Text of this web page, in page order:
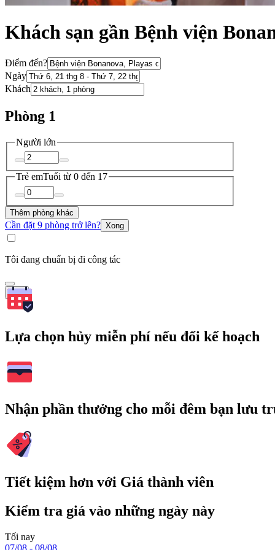
Khách sạn gần Bệnh viện
Điểm đến?
Ngày
Khách
Phòng 1
Người lớn
Trẻ emTuổi từ 0 đến 17
Thêm phòng khác
Cần đặt 9 phòng trở lên? Xong
Tôi đang chuẩn bị đi công tác
Tìm
Lựa chọn hủy miễn phí nếu đổi kế hoạch
Nhận phần thưởng cho mỗi đêm bạn lưu
Tiết kiệm hơn với Giá thành viên
Kiểm tra giá vào những ngày này
Tối nay